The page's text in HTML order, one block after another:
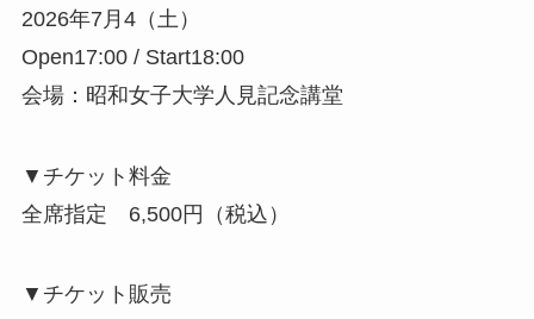
2026年7月4（土）
Open17:00 / Start18:00
会場：昭和女子大学人見記念講堂
▼チケット料金
全席指定 6,500円（税込）
▼チケット販売